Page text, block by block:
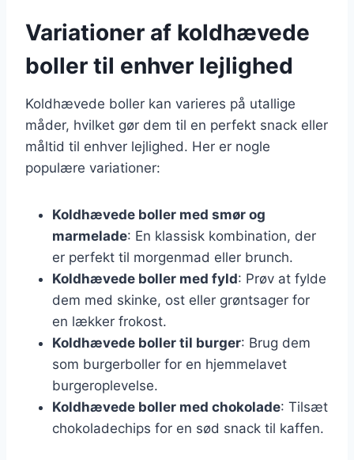
Variationer af koldhævede
boller til enhver lejlighed
Koldhævede boller kan varieres på utallige
måder, hvilket gør dem til en perfekt snack eller
måltid til enhver lejlighed. Her er nogle
populære variationer:
Koldhævede boller med smør og
marmelade: En klassisk kombination, der
er perfekt til morgenmad eller brunch.
Koldhævede boller med fyld: Prøv at fylde
dem med skinke, ost eller grøntsager for
en lækker frokost.
Koldhævede boller til burger: Brug dem
som burgerboller for en hjemmelavet
burgeroplevelse.
Koldhævede boller med chokolade: Tilsæt
chokoladechips for en sød snack til kaffen.